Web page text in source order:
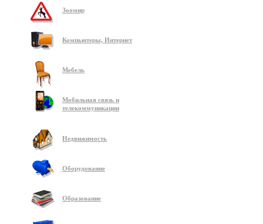
Зоомир
Компьютеры, Интернет
Мебель
Мобильная связь и
телекоммуникации
Недвижимость
Оборудование
Образование